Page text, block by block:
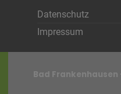
Datenschutz
Impressum
Bad